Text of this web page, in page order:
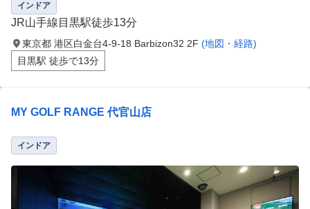
インドア
JR山手線目黒駅徒歩13分
東京都 港区白金台4-9-18 Barbizon32 2F (地図・経路)
目黒駅 徒歩で13分
MY GOLF RANGE 代官山店
インドア